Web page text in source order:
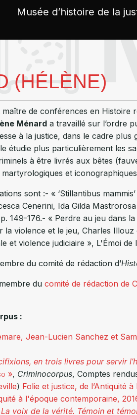
Musée d’histoire de la
(HÉLÈNE)
maître de conférences en Histoire
Ménard a travaillé sur l’ordre
à la justice, dans le cadre
étudie plus particulièrement les
à être livrés aux bêtes
et
sont :- « ‘Stillantibus
Cenerini, Ida Gilda
149-176.- « Perdre au jeu dans
la violence et le jeu, Charles
et violence judiciaire », L'Émoi de
du comité de rédaction d’
du comité de rédaction de
:
, Jean-Lucien Sanchez et
en trois livres pour servir
», Criminocorpus, Comptes
) Folie et justice, de l’Antiquité
à l'époque contemporaine,
La voix de la vérité. Témoin et
cookies